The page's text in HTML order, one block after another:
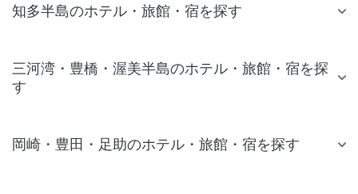
知多半島のホテル・旅館・宿を探す
三河湾・豊橋・渥美半島のホテル・旅館・宿を探
す
岡崎・豊田・足助のホテル・旅館・宿を探す